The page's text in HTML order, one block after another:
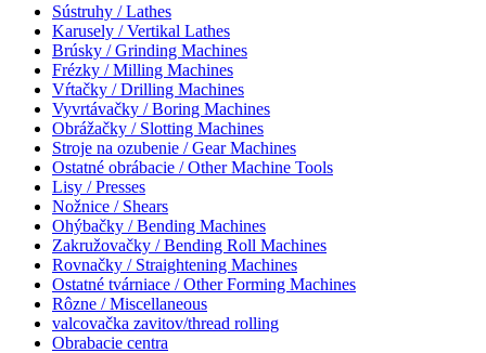
Sústruhy / Lathes
Karusely / Vertikal Lathes
Brúsky / Grinding Machines
Frézky / Milling Machines
Vŕtačky / Drilling Machines
Vyvrtávačky / Boring Machines
Obrážačky / Slotting Machines
Stroje na ozubenie / Gear Machines
Ostatné obrábacie / Other Machine Tools
Lisy / Presses
Nožnice / Shears
Ohýbačky / Bending Machines
Zakružovačky / Bending Roll Machines
Rovnačky / Straightening Machines
Ostatné tvárniace / Other Forming Machines
Rôzne / Miscellaneous
valcovačka zavitov/thread rolling
Obrabacie centra